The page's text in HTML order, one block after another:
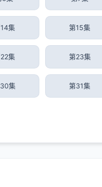
集 第15集
集 第23集
集 第31集